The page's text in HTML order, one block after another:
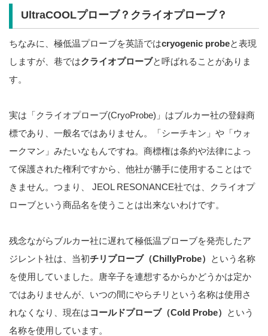
UltraCOOLプローブ？クライオプローブ？
ちなみに、極低温プローブを英語ではcryogenic probeと表現
しますが、巷ではクライオプローブと呼ばれることがありま
す。
実は「クライオプローブ(CryoProbe)」はブルカー社の登録商
標であり、一般名ではありません。「シーチキン」や「ウォ
ークマン」みたいなもんですね。 商標権は条約や法律によっ
て保護された権利ですから、他社が勝手に使用することはで
きません。 つまり、 JEOL RESONANCE社では、クライオプ
ローブという商品名を使うことは出来ないわけです。
残念ながらブルカー社に遅れて極低温プローブを発売したア
ジレント社は、当初チリプローブ（ChillyProbe）
という名称
を使用していました。唐辛子を連想するからかどうかは定か
ではありませんが、いつの間にやらチリという名称は使用さ
れなくなり、現在はコールドプローブ（Cold Probe）
という
名称を使用しています。